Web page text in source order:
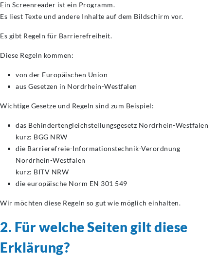
Ein Screenreader ist ein Programm.
Es liest Texte und andere Inhalte auf dem Bildschirm vor.
Es gibt Regeln für Barrierefreiheit.
Diese Regeln kommen:
von der Europäischen Union
aus Gesetzen in Nordrhein-Westfalen
Wichtige Gesetze und Regeln sind zum Beispiel:
das Behindertengleichstellungsgesetz Nordrhein-Westfalen
kurz: BGG NRW
die Barrierefreie-Informationstechnik-Verordnung
Nordrhein-Westfalen
kurz: BITV NRW
die europäische Norm EN 301 549
Wir möchten diese Regeln so gut wie möglich einhalten.
2. Für welche Seiten gilt diese
Erklärung?